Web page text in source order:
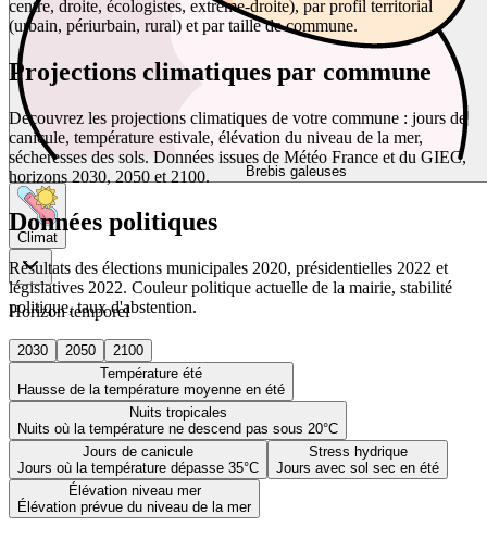
Brebis galeuses
Climat
Horizon temporel
2030 2050
2100
Température été
Hausse de la température moyenne en été
Nuits tropicales
Nuits où la température ne descend pas sous 20°C
Jours de canicule
Jours où la température dépasse 35°C
Stress hydrique
Jours avec sol sec en été
Élévation niveau mer
Élévation prévue du niveau de la mer
centre, droite, écologistes, extrême-droite), par profil territorial
(urbain, périurbain, rural) et par taille de commune.
Projections climatiques par commune
Découvrez les projections climatiques de votre commune : jours de
canicule, température estivale, élévation du niveau de la mer,
sécheresses des sols. Données issues de Météo France et du GIEC,
horizons 2030, 2050 et 2100.
Données politiques
Résultats des élections municipales 2020, présidentielles 2022 et
législatives 2022. Couleur politique actuelle de la mairie, stabilité
politique, taux d'abstention.